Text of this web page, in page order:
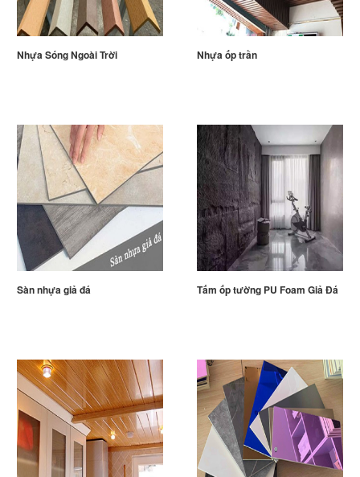
Nhựa Sóng Ngoài Trời Nhựa ốp trần
Sàn nhựa giả đá Tấm ốp tường PU Foam Giả Đá